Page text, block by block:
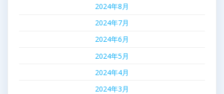
2024年8月
2024年7月
2024年6月
2024年5月
2024年4月
2024年3月